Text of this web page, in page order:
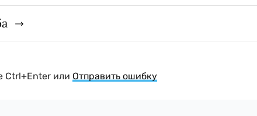
Ctrl+Enter или Отправить ошибку